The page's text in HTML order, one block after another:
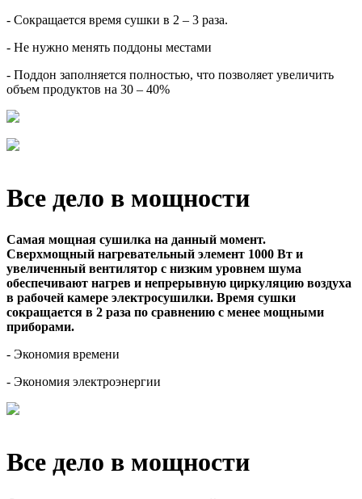
- Сокращается время сушки в 2 – 3 раза.
- Не нужно менять поддоны местами
- Поддон заполняется полностью, что позволяет увеличить
объем продуктов на 30 – 40%
Все дело в мощности
Самая мощная сушилка на данный момент.
Сверхмощный нагревательный элемент 1000 Вт и
увеличенный вентилятор с низким уровнем шума
обеспечивают нагрев и непрерывную циркуляцию воздуха
в рабочей камере электросушилки. Время сушки
сокращается в 2 раза по сравнению с менее мощными
приборами.
- Экономия времени
- Экономия электроэнергии
Все дело в мощности